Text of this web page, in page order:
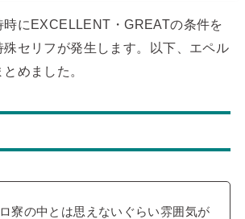
時にEXCELLENT・GREATの条件を
セリフが発生します。以下、エペル
めました。
寮の中とは思えないぐらい雰囲気が